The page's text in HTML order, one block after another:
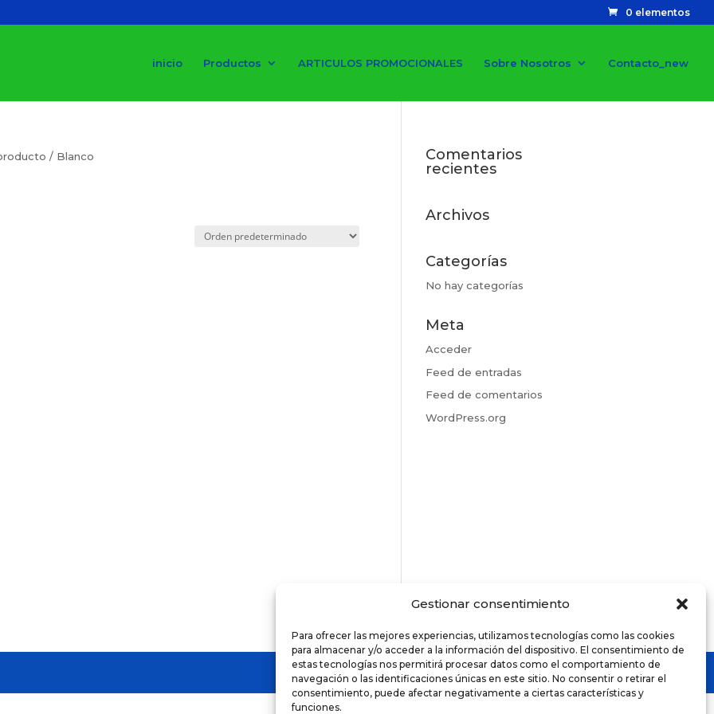
Gestionar consentimiento
Para ofrecer las mejores experiencias, utilizamos tecnologías como las cookies
para almacenar y/o acceder a la información del dispositivo. El consentimiento de
estas tecnologías nos permitirá procesar datos como el comportamiento de
navegación o las identificaciones únicas en este sitio. No consentir o retirar el
consentimiento, puede afectar negativamente a ciertas características y
funciones.
0 elementos
inicio Productos ARTICULOS PROMOCIONALES Sobre Nosotros Contacto_new
/ Blanco
Comentarios
recientes
Archivos
Categorías
No hay categorías
Meta
Acceder
Feed de entradas
Feed de comentarios
WordPress.org